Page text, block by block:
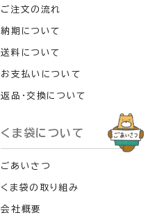
ご注文の流れ
納期について
送料について
お支払いについて
返品・交換について
くま袋について
ごあいさつ
くま袋の取り組み
会社概要